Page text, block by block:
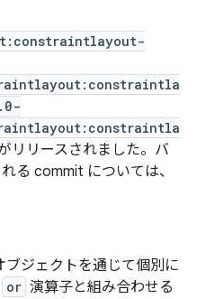
リリースされました。バ
る commit については、
ブジェクトを通じて個別に
or 演算子と組み合わせる